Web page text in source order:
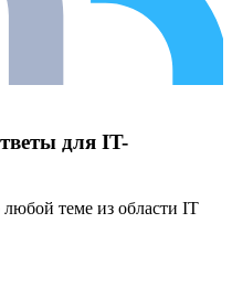
для IT-
теме из области IT